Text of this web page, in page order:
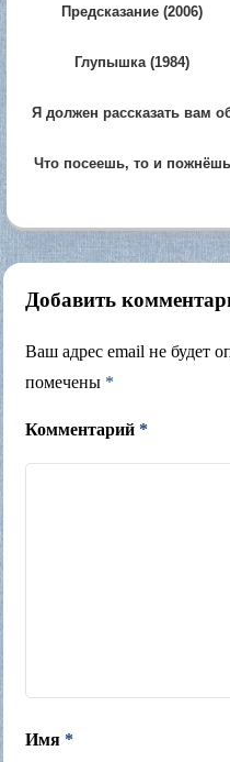
Предсказание (2006)
Глупышка (1984)
Я должен рассказать вам
Что посеешь, то и пожнёшь
Добавить
Ваш адрес email не будет
помечены *
Комментарий *
Имя *